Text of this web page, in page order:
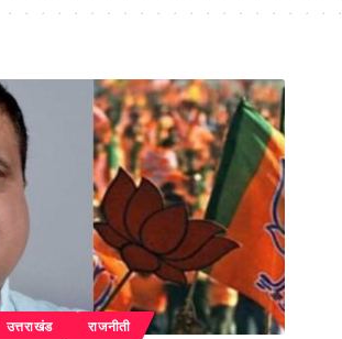
उत्तराखंड राजनीती